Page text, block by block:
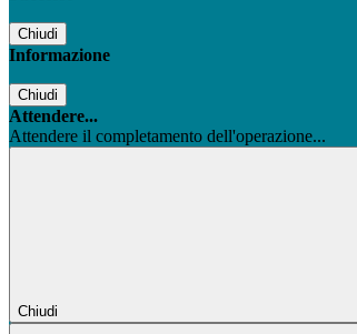
Chiudi
Informazione
Chiudi
Attendere...
Attendere il completamento dell'operazione...
Chiudi